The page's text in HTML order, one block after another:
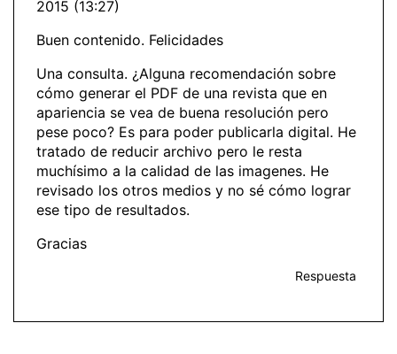
2015 (13:27)
Buen contenido. Felicidades
Una consulta. ¿Alguna recomendación sobre
cómo generar el PDF de una revista que en
apariencia se vea de buena resolución pero
pese poco? Es para poder publicarla digital. He
tratado de reducir archivo pero le resta
muchísimo a la calidad de las imagenes. He
revisado los otros medios y no sé cómo lograr
ese tipo de resultados.
Gracias
Respuesta